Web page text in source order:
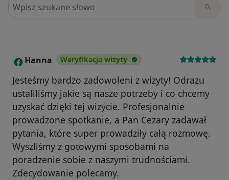
H Hanna Weryfikacja wizyty
Jesteśmy bardzo zadowoleni z wizyty! Odrazu
ustaliliśmy jakie są nasze potrzeby i co chcemy
uzyskać dzięki tej wizycie. Profesjonalnie
prowadzone spotkanie, a Pan Cezary zadawał
pytania, które super prowadziły całą rozmowę.
Wyszliśmy z gotowymi sposobami na
poradzenie sobie z naszymi trudnościami.
Zdecydowanie polecamy.